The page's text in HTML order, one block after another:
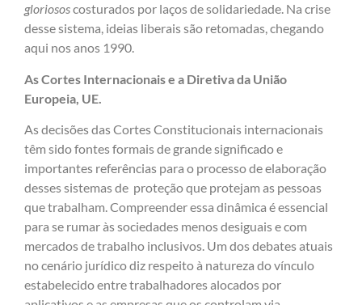
gloriososcosturados por laços de solidariedade. Na crise
desse sistema, ideias liberais são retomadas, chegando
aqui nos anos 1990.
As Cortes Internacionais e a Diretiva da União
Europeia, UE.
As decisões das Cortes Constitucionais internacionais
têm sido fontes formais de grande significado e
importantes referências para o processo de elaboração
desses sistemas de proteção que protejam as pessoas
que trabalham. Compreender essa dinâmica é essencial
para se rumar às sociedades menos desiguais e com
mercados de trabalho inclusivos. Um dos debates atuais
no cenário jurídico diz respeito à natureza do vínculo
estabelecido entre trabalhadores alocados por